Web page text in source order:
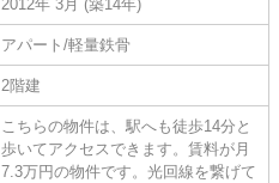
2012年 3月 (築14年)
アパート/軽量鉄骨
2階建
こちらの物件は、駅へも徒歩14分と
歩いてアクセスできます。賃料が月
7.3万円の物件です。光回線を繋げて